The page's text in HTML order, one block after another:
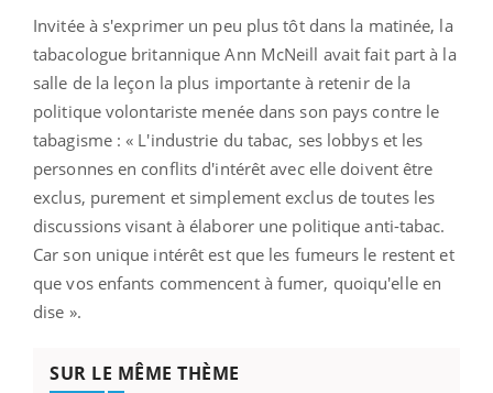
Invitée à s'exprimer un peu plus tôt dans la matinée, la
tabacologue britannique Ann McNeill avait fait part à la
salle de la leçon la plus importante à retenir de la
politique volontariste menée dans son pays contre le
tabagisme : « L'industrie du tabac, ses lobbys et les
personnes en conflits d'intérêt avec elle doivent être
exclus, purement et simplement exclus de toutes les
discussions visant à élaborer une politique anti-tabac.
Car son unique intérêt est que les fumeurs le restent et
que vos enfants commencent à fumer, quoiqu'elle en
dise ».
SUR LE MÊME THÈME